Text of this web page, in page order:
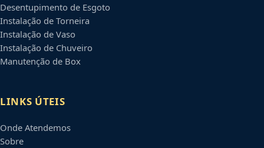
Desentupimento de Esgoto
Instalação de Torneira
Instalação de Vaso
Instalação de Chuveiro
Manutenção de Box
LINKS ÚTEIS
Onde Atendemos
Sobre